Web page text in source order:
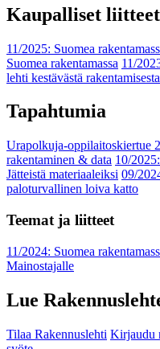
Kaupalliset liitteet
11/2025: Suomea
Suomea rakentamassa 11/
lehti kestävästä rakentamisesta
Tapahtumia
Urapolkuja-oppilaitoskiertue
rakentaminen & data 10/
Jätteistä materiaaleiksi 09/
paloturvallinen loiva katto
Teemat ja liitteet
11/2024: Suomea
Mainostajalle
Lue
Tilaa Rakennuslehti Kirjaudu